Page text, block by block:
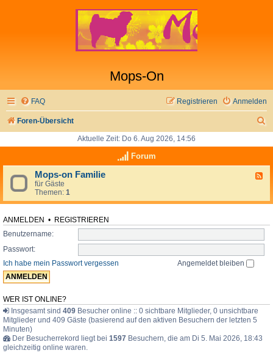
Mops-On
FAQ Anmelden
Registrieren
Foren-Übersicht
h
Aktuelle Zeit: Do 6. Aug 2026, 14:56
Forum
d
o
i
Mops-on Familie
für Gäste
Themen: 1
ANMELDEN • REGISTRIEREN
Benutzername:
Passwort:
Ich habe mein Passwort vergessen
Angemeldet bleiben
WER IST ONLINE?
Insgesamt sind 409 Besucher online :: 0 sichtbare Mitglieder, 0 unsichtbare
Mitglieder und 409 Gäste (basierend auf den aktiven Besuchern der letzten 5
Minuten)
Der Besucherrekord liegt bei 1597 Besuchern, die am Di 5. Mai 2026, 18:43
gleichzeitig online waren.